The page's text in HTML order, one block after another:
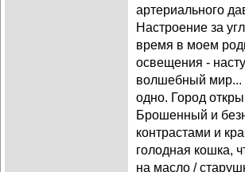
артериального
Настроение за
время в моем
освещения -
волшебный мир...
одно. Город
Брошенный и
контрастами и
голодная кошка,
на масло /